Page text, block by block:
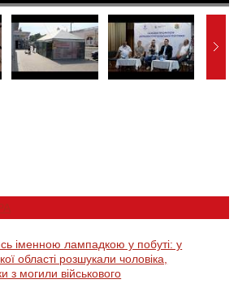
іменною лампадкою у побуті: у
області розшукали чоловіка,
з могили військового